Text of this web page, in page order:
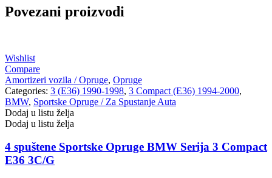
STEINHOF
TEDGUM
TOPRAN TOPTUL
Povezani proizvodi
Wishlist
Compare
Amortizeri vozila / Opruge, Opruge
Categories: 3 (E36) 1990-1998, 3 Compact (E36) 1994-2000,
BMW, Sportske Opruge / Za Spustanje Auta
Dodaj u listu želja
Dodaj u listu želja
4 spuštene Sportske Opruge BMW Serija 3 Compact
E36 3C/G